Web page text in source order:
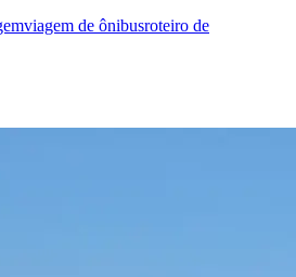
viagem de ônibusroteiro de